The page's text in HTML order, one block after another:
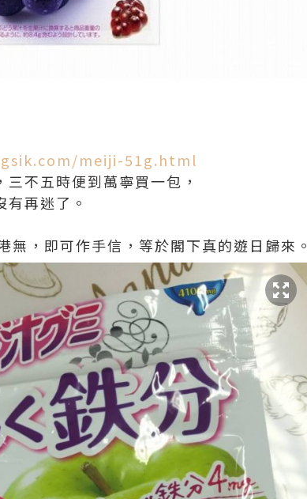
meiji-51g.html
不五時便到萬寧買一包，
再迷了。
，即可作手信，等於閣下真的遊日歸來。